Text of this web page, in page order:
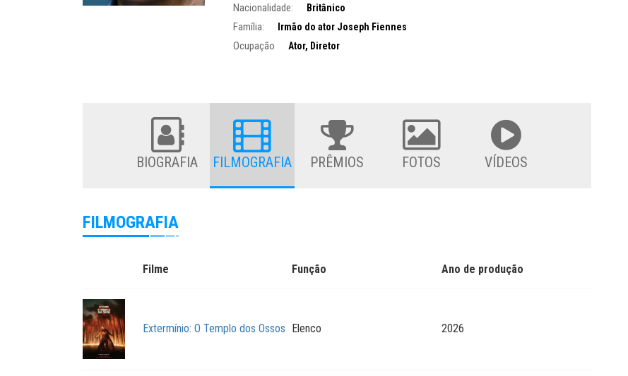
Nacionalidade: Britânico
Família: Irmão do ator Joseph Fiennes
Ocupação Ator, Diretor
BIOGRAFIA FILMOGRAFIA PRÊMIOS FOTOS VÍDEOS
FILMOGRAFIA
Filme Função Ano de produção
Extermínio: O Templo dos Ossos Elenco 2026